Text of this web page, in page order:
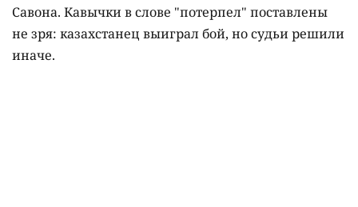
Савона. Кавычки в слове "потерпел" поставлены
не зря: казахстанец выиграл бой, но судьи решили
иначе.